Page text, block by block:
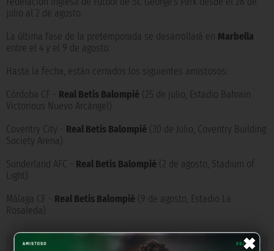
julio al 2 de agosto.
La última fase de la pretemporada se desarrollará en Marbella
entre el 4 y el 9 de agosto.
Hasta la fecha, están cerrados los siguientes amistosos:
Córdoba CF - Real Betis Balompié (25 de julio, Estadio Bahrain
Victorious Nuevo Arcángel)
Coventry City - Real Betis Balompié (30 de Julio, Coventry Building
Society Arena)
Sunderland AFC - Real Betis Balompié (2 de agosto, Stadium of
Light)
Málaga CF - Real Betis Balompié (9 de agosto, Estadio La
Rosaleda)
« NOTICIA ANTERIOR NOTICIA SIGUIENTE »